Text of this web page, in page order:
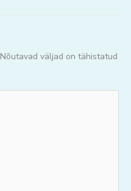
Nõutavad väljad on tähistatud